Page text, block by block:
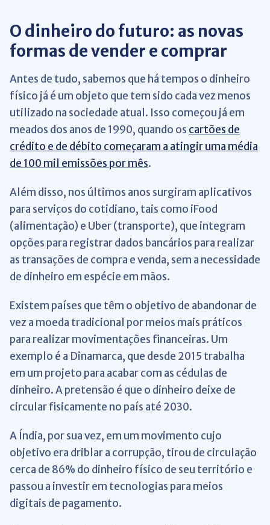
O dinheiro do futuro: as novas
formas de vender e comprar
Antes de tudo, sabemos que há tempos o dinheiro
físico já é um objeto que tem sido cada vez menos
utilizado na sociedade atual. Isso começou já em
meados dos anos de 1990, quando os cartões de
crédito e de débito começaram a atingir uma média
de 100 mil emissões por mês.
Além disso, nos últimos anos surgiram aplicativos
para serviços do cotidiano, tais como iFood
(alimentação) e Uber (transporte), que integram
opções para registrar dados bancários para realizar
as transações de compra e venda, sem a necessidade
de dinheiro em espécie em mãos.
Existem países que têm o objetivo de abandonar de
vez a moeda tradicional por meios mais práticos
para realizar movimentações financeiras. Um
exemplo é a Dinamarca, que desde 2015 trabalha
em um projeto para acabar com as cédulas de
dinheiro. A pretensão é que o dinheiro deixe de
circular fisicamente no país até 2030.
A Índia, por sua vez, em um movimento cujo
objetivo era driblar a corrupção, tirou de circulação
cerca de 86% do dinheiro físico de seu território e
passou a investir em tecnologias para meios
digitais de pagamento.